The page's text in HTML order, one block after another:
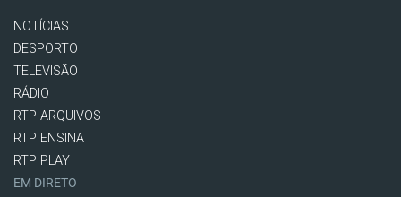
NOTÍCIAS
DESPORTO
TELEVISÃO
RÁDIO
RTP ARQUIVOS
RTP ENSINA
RTP PLAY
EM DIRETO